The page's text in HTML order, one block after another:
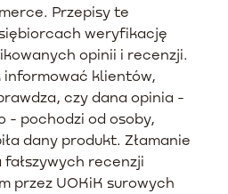
Przepisy te
weryfikację
opinii i recenzji.
informować klientów,
czy dana opinia -
- pochodzi od osoby,
dany produkt. Złamanie
recenzji
przez UOKiK surowych